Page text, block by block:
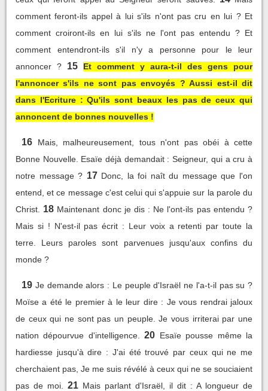
comment feront-ils appel à lui s'ils n'ont pas cru en lui ? Et
comment croiront-ils en lui s'ils ne l'ont pas entendu ? Et
comment entendront-ils s'il n'y a personne pour le leur
annoncer ?
15
Et comment y aura-t-il des gens pour
l'annoncer s'ils ne sont pas envoyés ? Aussi est-il dit
dans l'Ecriture : Qu'ils sont beaux les pas de ceux qui
annoncent de bonnes nouvelles !
16
Mais, malheureusement, tous n'ont pas obéi à cette
Bonne Nouvelle. Esaïe déjà demandait : Seigneur, qui a cru à
notre message ? 17 Donc, la foi naît du message que l'on
entend, et ce message c'est celui qui s'appuie sur la parole du
Christ.
18 Maintenant donc je dis : Ne l'ont-ils pas entendu ?
Mais si ! N'est-il pas écrit : Leur voix a retenti par toute la
terre. Leurs paroles sont parvenues jusqu'aux confins du
monde ?
19 Je demande alors : Le peuple d'Israël ne l'a-t-il pas su ?
Moïse a été le premier à le leur dire : Je vous rendrai jaloux
de ceux qui ne sont pas un peuple. Je vous irriterai par une
nation dépourvue d'intelligence.
20 Esaïe pousse même la
hardiesse jusqu'à dire : J'ai été trouvé par ceux qui ne me
cherchaient pas, Je me suis révélé à ceux qui ne se souciaient
pas de moi.
21 Mais parlant d'Israël, il dit : A longueur de